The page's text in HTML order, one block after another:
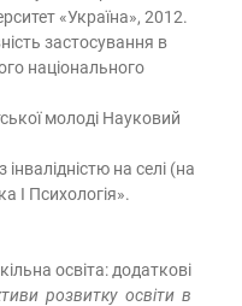
«Україна», 2012.
застосування в
національного
молоді Науковий
на селі (на
І Психологія».
освіта: додаткові
розвитку освіти в